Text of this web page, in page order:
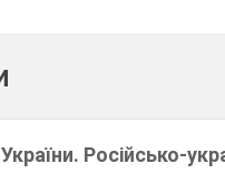
Російсько-